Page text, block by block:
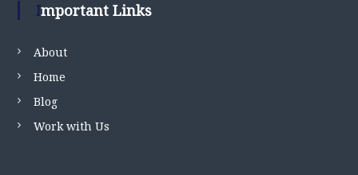
Important Links
About
Home
Blog
Work with Us